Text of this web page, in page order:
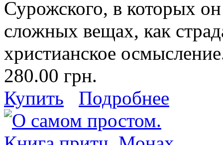
Сурожского, в которых
сложных вещах, как
христианское
280.00 грн.
Купить
Подробнее